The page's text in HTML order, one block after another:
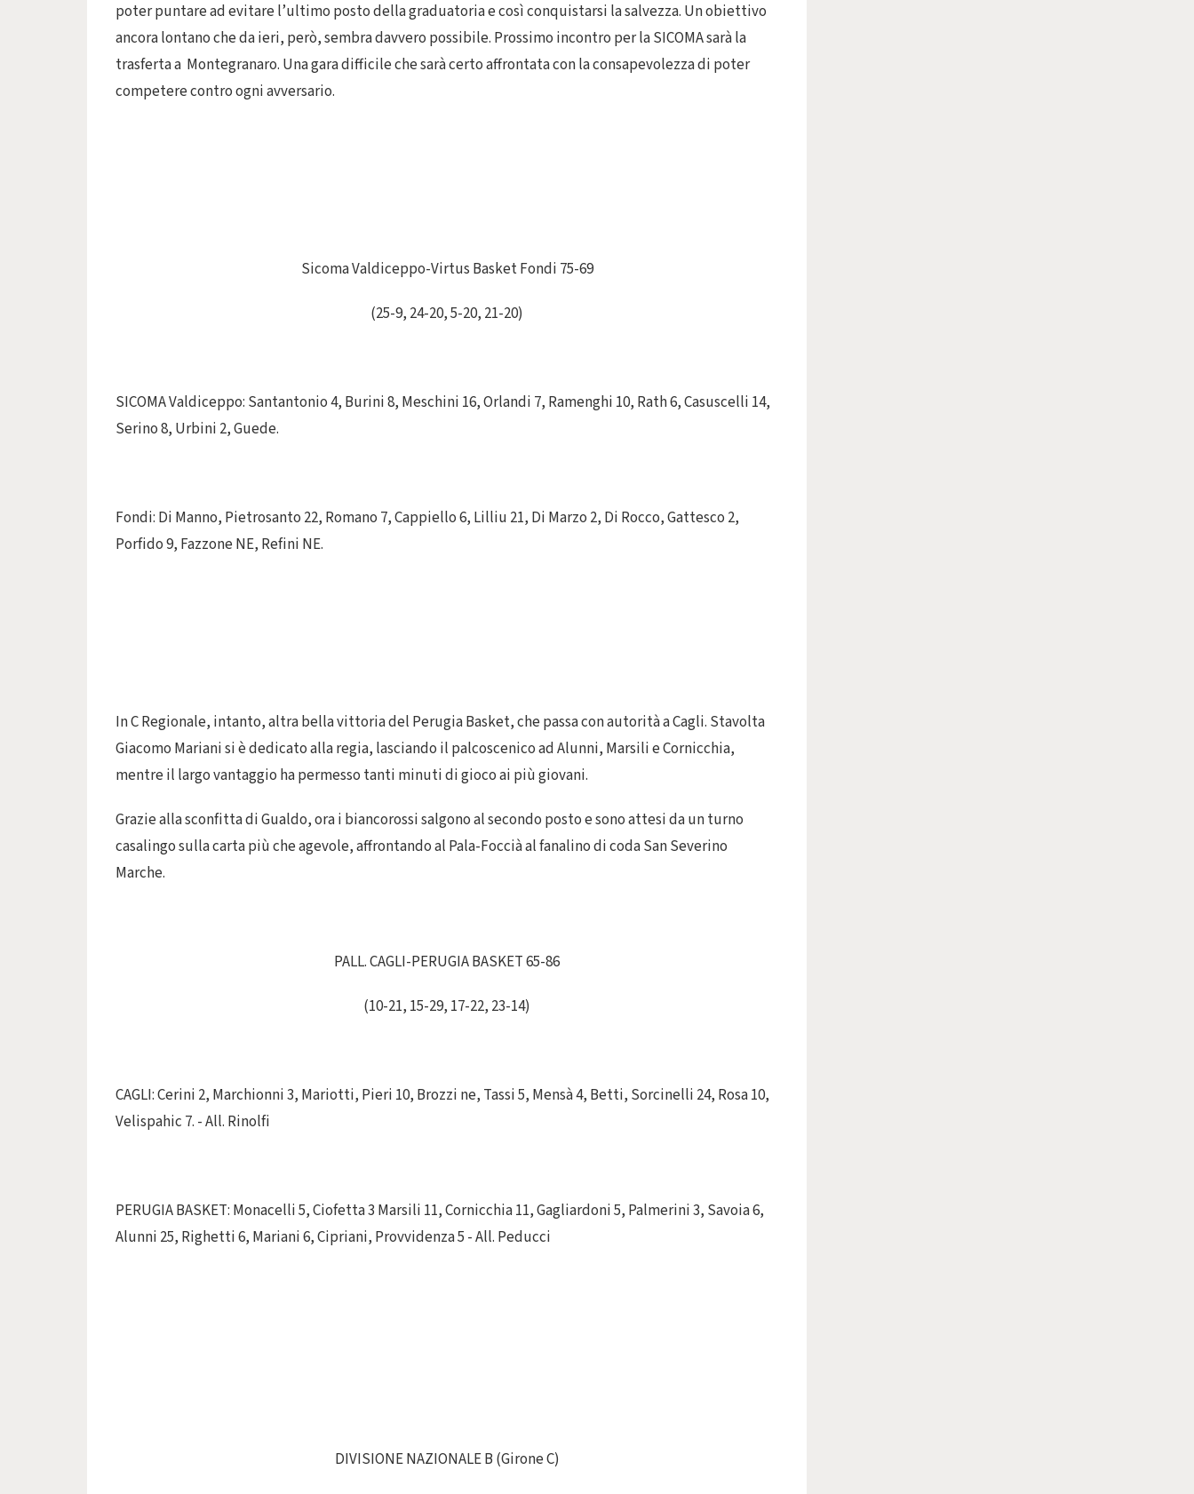
poter puntare ad evitare l’ultimo posto della graduatoria e così conquistarsi la salvezza. Un obiettivo
ancora lontano che da ieri, però, sembra davvero possibile. Prossimo incontro per la SICOMA sarà la
trasferta a Montegranaro. Una gara difficile che sarà certo affrontata con la consapevolezza di poter
competere contro ogni avversario.
Sicoma Valdiceppo-Virtus Basket Fondi 75-69
(25-9, 24-20, 5-20, 21-20)
SICOMA Valdiceppo: Santantonio 4, Burini 8, Meschini 16, Orlandi 7, Ramenghi 10, Rath 6, Casuscelli 14,
Serino 8, Urbini 2, Guede.
Fondi: Di Manno, Pietrosanto 22, Romano 7, Cappiello 6, Lilliu 21, Di Marzo 2, Di Rocco, Gattesco 2,
Porfido 9, Fazzone NE, Refini NE.
In C Regionale, intanto, altra bella vittoria del Perugia Basket, che passa con autorità a Cagli. Stavolta
Giacomo Mariani si è dedicato alla regia, lasciando il palcoscenico ad Alunni, Marsili e Cornicchia,
mentre il largo vantaggio ha permesso tanti minuti di gioco ai più giovani.
Grazie alla sconfitta di Gualdo, ora i biancorossi salgono al secondo posto e sono attesi da un turno
casalingo sulla carta più che agevole, affrontando al Pala-Foccià al fanalino di coda San Severino
Marche.
PALL. CAGLI-PERUGIA BASKET 65-86
(10-21, 15-29, 17-22, 23-14)
CAGLI: Cerini 2, Marchionni 3, Mariotti, Pieri 10, Brozzi ne, Tassi 5, Mensà 4, Betti, Sorcinelli 24, Rosa 10,
Velispahic 7. - All. Rinolfi
PERUGIA BASKET: Monacelli 5, Ciofetta 3 Marsili 11, Cornicchia 11, Gagliardoni 5, Palmerini 3, Savoia 6,
Alunni 25, Righetti 6, Mariani 6, Cipriani, Provvidenza 5 - All. Peducci
DIVISIONE NAZIONALE B (Girone C)